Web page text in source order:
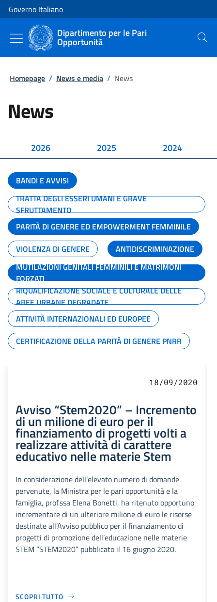
Vai al contenuto
Vai alla navigazione del sito
Governo Italiano
Dipartimento per le Pari
Opportunità Cerca
Homepage / News e media / News
News
2026 2025 2024
BANDI E AVVISI
TRATTA DEGLI ESSERI UMANI E GRAVE
SFRUTTAMENTO
PARITÀ DI GENERE ED EMPOWERMENT FEMMINILE
VIOLENZA DI GENERE
ANTIDISCRIMINAZIONE
MUTILAZIONI GENITALI FEMMINILI E MATRIMONI
FORZATI
RIQUALIFICAZIONE SOCIALE E CULTURALE DELLE
AREE URBANE DEGRADATE
ATTIVITÀ INTERNAZIONALI ED EUROPEE
CERTIFICAZIONE DELLA PARITÀ DI GENERE PNRR
18/09/2020
Avviso “Stem2020” – Incremento
di un milione di euro per il
finanziamento di progetti volti a
realizzare attività di carattere
educativo nelle materie Stem
In considerazione dell’elevato numero di domande
pervenute, la Ministra per le pari opportunità e la
famiglia, prof.ssa Elena Bonetti, ha ritenuto opportuno
incrementare di un ulteriore milione di euro le risorse
destinate all’Avviso pubblico per il finanziamento di
progetti di promozione dell’educazione nelle materie
STEM “STEM2020” pubblicato il 16 giugno 2020.
SCOPRI TUTTO